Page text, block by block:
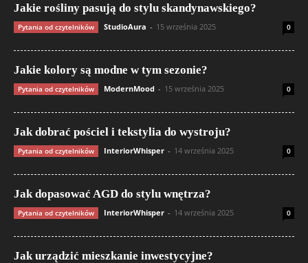
Jakie rośliny pasują do stylu skandynawskiego?
Pytania od czytelników StudioAura - 15 września 2025 0
Jakie kolory są modne w tym sezonie?
Pytania od czytelników ModernMood - 15 września 2025 0
Jak dobrać pościel i tekstylia do wystroju?
Pytania od czytelników InteriorWhisper - 14 września 2025 0
Jak dopasować AGD do stylu wnętrza?
Pytania od czytelników InteriorWhisper - 14 września 2025 0
Jak urządzić mieszkanie inwestycyjne?